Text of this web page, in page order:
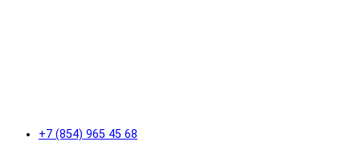
+7 (854) 965 45 68